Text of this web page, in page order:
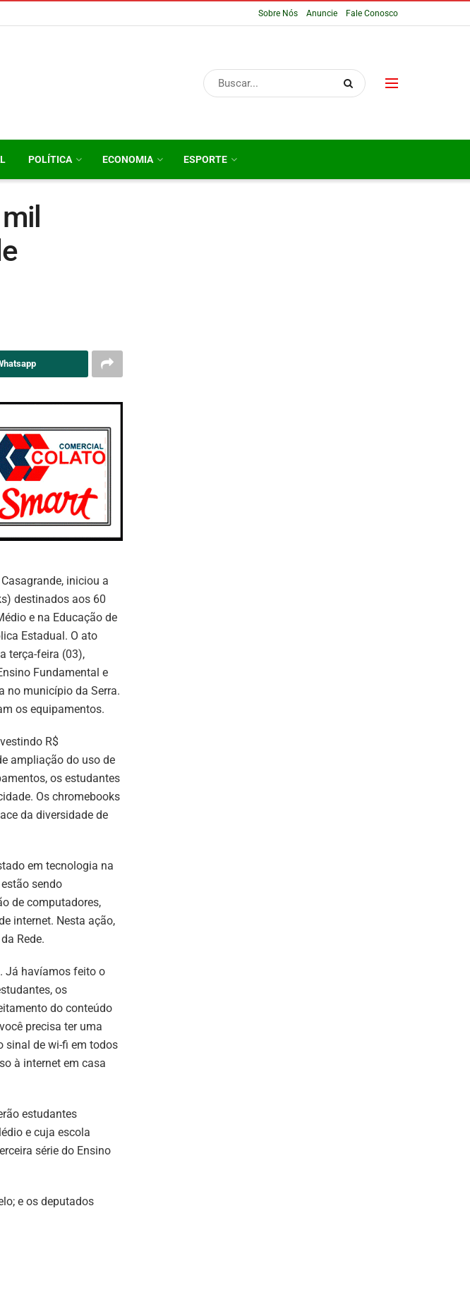
Sobre Nós Anuncie Fale Conosco
POLÍTICA ECONOMIA ESPORTE
iniciou a
destinados aos 60
e na Educação de
Estadual. O ato
terça-feira (03),
Fundamental e
no município da Serra.
os equipamentos.
R$
ampliação do uso de
os estudantes
Os chromebooks
da diversidade de
em tecnologia na
sendo
de computadores,
internet. Nesta ação,
Rede.
Já havíamos feito o
os
do conteúdo
precisa ter uma
sinal de wi-fi em todos
à internet em casa
estudantes
e cuja escola
série do Ensino
e os deputados